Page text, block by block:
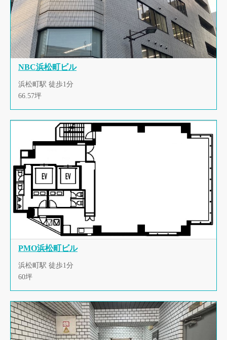
NBC浜松町ビル
浜松町駅 徒歩1分
66.57坪
PMO浜松町ビル
浜松町駅 徒歩1分
60坪